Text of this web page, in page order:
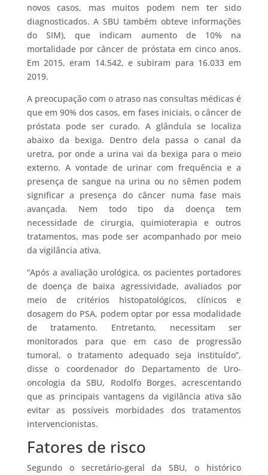
novos casos, mas muitos podem nem ter sido
diagnosticados. A SBU também obteve informações
do SIM), que indicam aumento de 10% na
mortalidade por câncer de próstata em cinco anos.
Em 2015, eram 14.542, e subiram para 16.033 em
2019.
A preocupação com o atraso nas consultas médicas é
que em 90% dos casos, em fases iniciais, o câncer de
próstata pode ser curado. A glândula se localiza
abaixo da bexiga. Dentro dela passa o canal da
uretra, por onde a urina vai da bexiga para o meio
externo. A vontade de urinar com frequência e a
presença de sangue na urina ou no sêmen podem
significar a presença do câncer numa fase mais
avançada. Nem todo tipo da doença tem
necessidade de cirurgia, quimioterapia e outros
tratamentos, mas pode ser acompanhado por meio
da vigilância ativa.
“Após a avaliação urológica, os pacientes portadores
de doença de baixa agressividade, avaliados por
meio de critérios histopatológicos, clínicos e
dosagem do PSA, podem optar por essa modalidade
de tratamento. Entretanto, necessitam ser
monitorados para que em caso de progressão
tumoral, o tratamento adequado seja instituído”,
disse o coordenador do Departamento de Uro-
oncologia da SBU, Rodolfo Borges, acrescentando
que as principais vantagens da vigilância ativa são
evitar as possíveis morbidades dos tratamentos
intervencionistas.
Fatores de risco
Segundo o secretário-geral da SBU, o histórico